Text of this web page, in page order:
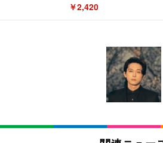
￥2,420
【ミニPC 最強 ゲーミン
8 PlusミニPCゲーミング
9 7940HS/8745HS/H255
28GB DDR5拡張可能
nk・USB4.0×2 | Win11
K 4画面対応
￥122,848
【法人向け・5年安定ビジ
TITAN GAMING 【メーカ
D電源搭載】 ゲーミング
GeForce RTX 5060
Me SSD 2TB Windows
￥222,000
TITAN GAMING 【メーカ
エレコム 充電器 Type-C
ケーブル一体型 1.5m
み式プラグ しろちゃん
C-AC6920WF
モバイルバッテリー 大容